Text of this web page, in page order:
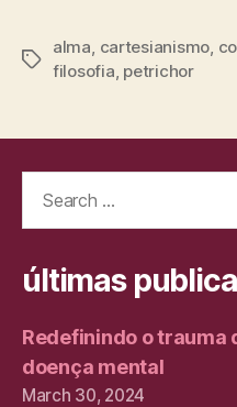
Tags
alma, cartesianismo,
filosofia, petrichor
últimas
Redefinindo o trauma
doença mental
March 30, 2024